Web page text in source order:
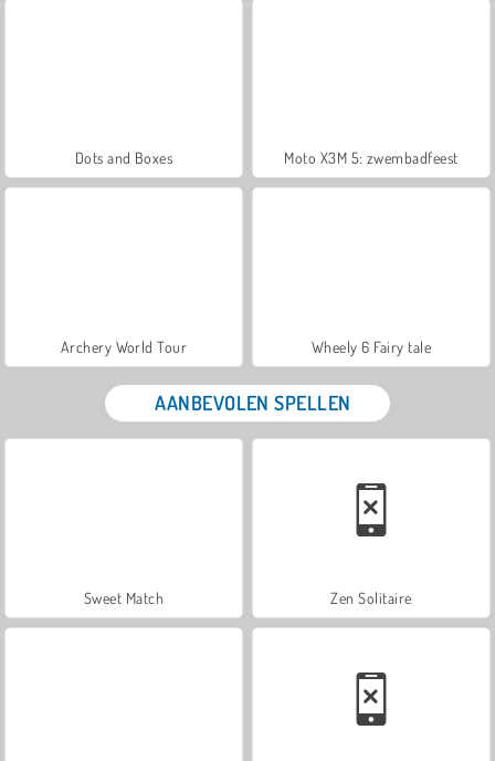
Dots and Boxes Moto X3M 5: zwembadfeest
Archery World Tour Wheely 6 Fairy tale
AANBEVOLEN SPELLEN
Sweet Match Zen Solitaire